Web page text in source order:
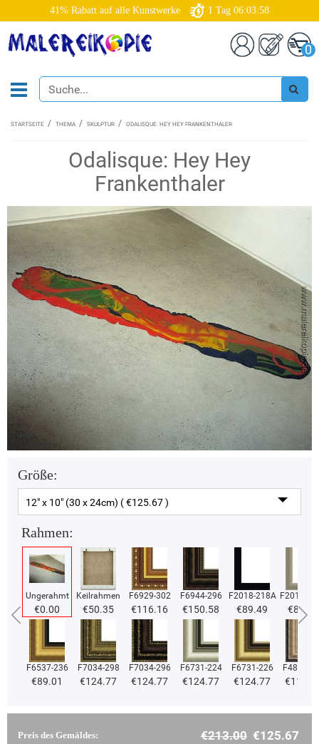
41% Rabatt auf alle Kunstwerke 1 Tag 06:03:57
0
STARTSEITE THEMA SKULPTUR ODALISQUE: HEY HEY FRANKENTHALER
Odalisque: Hey Hey
Frankenthaler
Größe:
12" x 10" (30 x 24cm) ( €125.67 )
Rahmen:
Ungerahmt
€0.00
Keilrahmen
€50.35
F6929-302
€116.16
F6944-296
€150.58
F2018-218A
€89.49
F2018-
€89.49
F6537-236
€89.01
F7034-298
€124.77
F7034-296
€124.77
F6731-224
€124.77
F6731-226
€124.77
F4827-
Preis des Gemäldes: €213.00 €125.67